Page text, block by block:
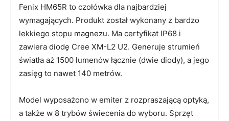
Fenix HM65R to czołówka dla najbardziej
wymagających. Produkt został wykonany z bardzo
lekkiego stopu magnezu. Ma certyfikat IP68 i
zawiera diodę Cree XM-L2 U2. Generuje strumień
światła aż 1500 lumenów łącznie (dwie diody), a jego
zasięg to nawet 140 metrów.
Model wyposażono w emiter z rozpraszającą optyką,
a także w 8 trybów świecenia do wyboru. Sprzęt